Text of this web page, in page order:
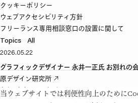
クッキーポリシー
ウェブアクセシビリティ方針
フリーランス専用相談窓口の設置に関して
Topics All
2026.05.22
グラフィックデザイナー 永井一正氏 お別れの
原デザイン研究所
色部デザイン研究所
大黒デザイン研究室
当ウェブサイトでは利便性向上のために